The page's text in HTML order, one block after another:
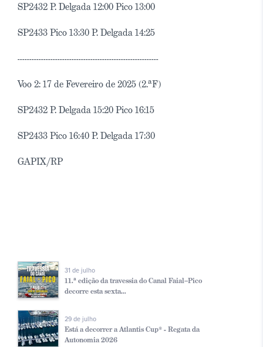
SP2432 P. Delgada 12:00 Pico 13:00
SP2433 Pico 13:30 P. Delgada 14:25
------------------------------------------------------------
Voo 2: 17 de Fevereiro de 2025 (2.ªF)
SP2432 P. Delgada 15:20 Pico 16:15
SP2433 Pico 16:40 P. Delgada 17:30
GAPIX/RP
31 de julho
11.ª edição da travessia do Canal Faial–Pico
decorre esta sexta...
29 de julho
Está a decorrer a Atlantis Cup® - Regata da
Autonomia 2026